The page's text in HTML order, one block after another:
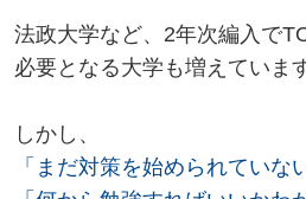
法政大学など、2年次編入で
必要となる大学も増えていま
しかし、
「まだ対策を始められていな